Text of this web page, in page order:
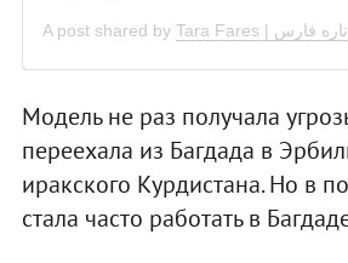
A post shared by Tara Fares | تاره فارس
Модель не раз получала
переехала из Багдада в
иракского Курдистана. Но в
стала часто работать в